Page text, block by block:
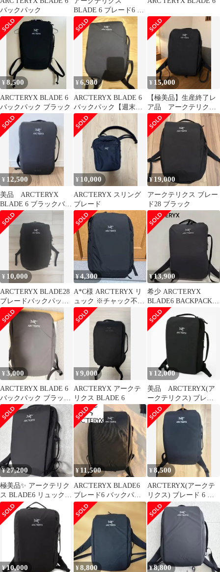
バックパック
BLADE 6 ブレード6 グ
レー バックパック リュ
ック
¥8,500
ARC'TERYX BLADE 6
バックパック ブラック
¥6,980
ARC'TERYX BLADE 6
バックパック【週末限
定値下げ】
¥ 15,000
【極美品】生産終了レ
ア品 アークテリク
ス リュック ブレー
ド6 ブラック
¥ 12,500
美品 ARC'TERYX
BLADE 6 ブラックバッ
クパック 廃盤モデル
¥ 10,000
ARC'TERYX スリング
ブレード
¥ 19,000
アークテリクス ブレー
ド28 ブラック
¥ 10,000
ARC'TERYX BLADE28
ブレードバックパック
ブラック
¥4,300
A*C様 ARC'TERYX リ
ュック ※チャック不良
あり
¥13,900
希少 ARC'TERYX
BLADE6 BACKPACK
ブラック レア
¥3,000
ARC'TERYX BLADE 6
バックパック ブラック
【ジャンク】
¥9,000
ARC'TERYX アークテ
リクス BLADE 6
¥ 12,000
美品 ARC'TERYX(ア
ークテリクス) ブレー
ド 6 バックパック
¥27,200
極美品✨ アークテリク
ス BLADE6 リュック
バックパック ブラック
¥ 11,500
ARC'TERYX BLADE6
ブレード6 バックパッ
ク
¥8,500
ARC'TERYX(アークテ
リクス) ブレード 6 バ
ックパック
¥10,000 ¥8,800 ¥8,800